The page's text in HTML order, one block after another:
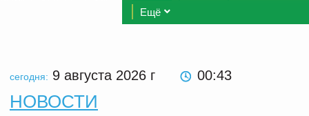
Ещё
сегодня: 9 августа 2026 г 00 43
НОВОСТИ